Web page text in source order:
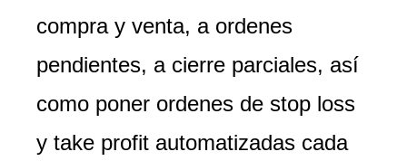
compra y venta, a ordenes
pendientes, a cierre parciales, así
como poner ordenes de stop loss
y take profit automatizadas cada